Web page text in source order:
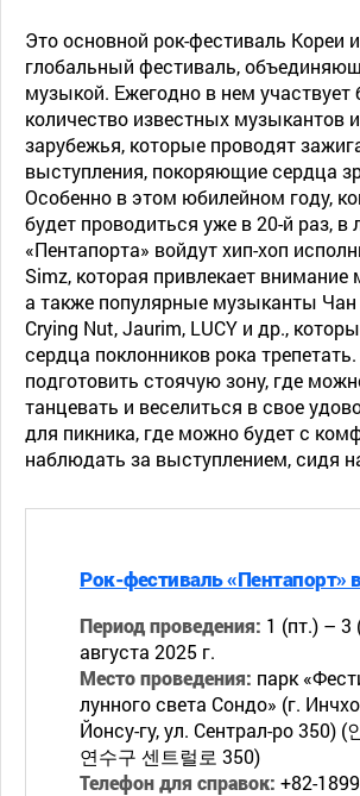
Это основной рок-фестиваль Кореи
глобальный фестиваль,
музыкой. Ежегодно в нем участвует
количество известных музыкантов
зарубежья, которые проводят
выступления, покоряющие сердца
Особенно в этом юбилейном году,
будет проводиться уже в 20-й раз, в
«Пентапорта» войдут хип-хоп
Simz, которая привлекает
а также популярные музыканты Чан
Crying Nut, Jaurim, LUCY и др.,
сердца поклонников рока
подготовить стоячую зону, где
танцевать и веселиться в свое
для пикника, где можно будет с
наблюдать за выступлением, сидя
Рок-фестиваль «Пентапорт»
Период проведения: 1 (пт.) – 3
августа 2025 г.
Место проведения: парк
лунного света Сондо» (г.
Йонсу-гу, ул. Сентрал-ро 350) (
연수구 센트럴로 350)
Телефон для справок: +82-